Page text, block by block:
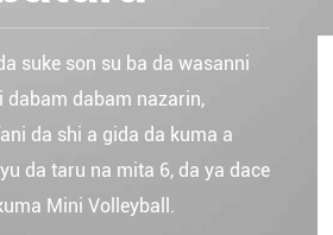
suke son su ba da wasanni
dabam dabam nazarin,
da shi a gida da kuma a
da taru na mita 6, da ya dace
Mini Volleyball.